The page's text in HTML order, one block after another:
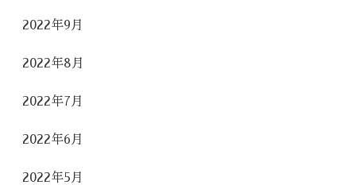
2022年9月
2022年8月
2022年7月
2022年6月
2022年5月